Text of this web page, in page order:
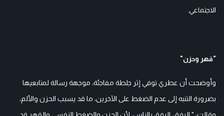
الاجتماعي.
"قهر وحزن"
وأوضحت أن عطري توفي إثر جلطة مفاجئة، موجهة رسالة لمتابعيها
بضرورة التنبه إلى عدم الضغط على الآخرين، ما قد يسبب الحزن والألم،